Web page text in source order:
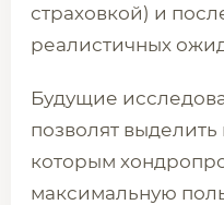
страховкой) и
реалистичных
Будущие
позволят
которым
максимальную